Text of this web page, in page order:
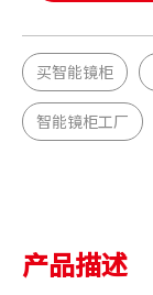
买智能镜柜
智能镜柜工厂
产品描述